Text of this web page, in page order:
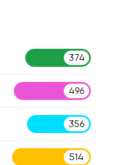
374
496
356
514